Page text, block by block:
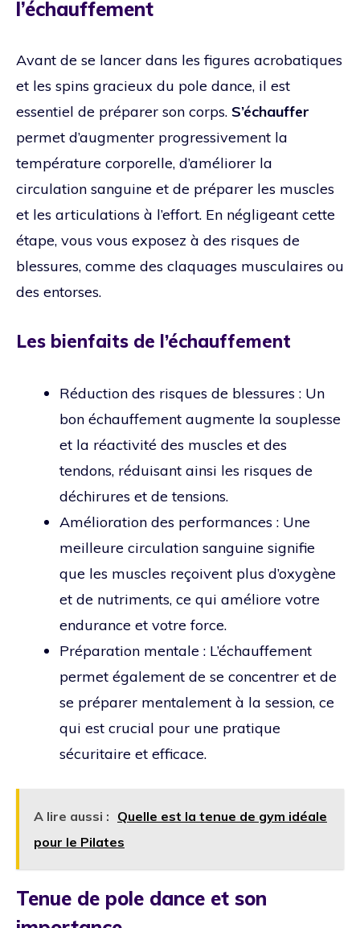
l’échauffement
Avant de se lancer dans les figures acrobatiques
et les spins gracieux du pole dance, il est
essentiel de préparer son corps. S’échauffer
permet d’augmenter progressivement la
température corporelle, d’améliorer la
circulation sanguine et de préparer les muscles
et les articulations à l’effort. En négligeant cette
étape, vous vous exposez à des risques de
blessures, comme des claquages musculaires ou
des entorses.
Les bienfaits de l’échauffement
Réduction des risques de blessures : Un
bon échauffement augmente la souplesse
et la réactivité des muscles et des
tendons, réduisant ainsi les risques de
déchirures et de tensions.
Amélioration des performances : Une
meilleure circulation sanguine signifie
que les muscles reçoivent plus d’oxygène
et de nutriments, ce qui améliore votre
endurance et votre force.
Préparation mentale : L’échauffement
permet également de se concentrer et de
se préparer mentalement à la session, ce
qui est crucial pour une pratique
sécuritaire et efficace.
A lire aussi : Quelle est la tenue de gym idéale
pour le Pilates
Tenue de pole dance et son